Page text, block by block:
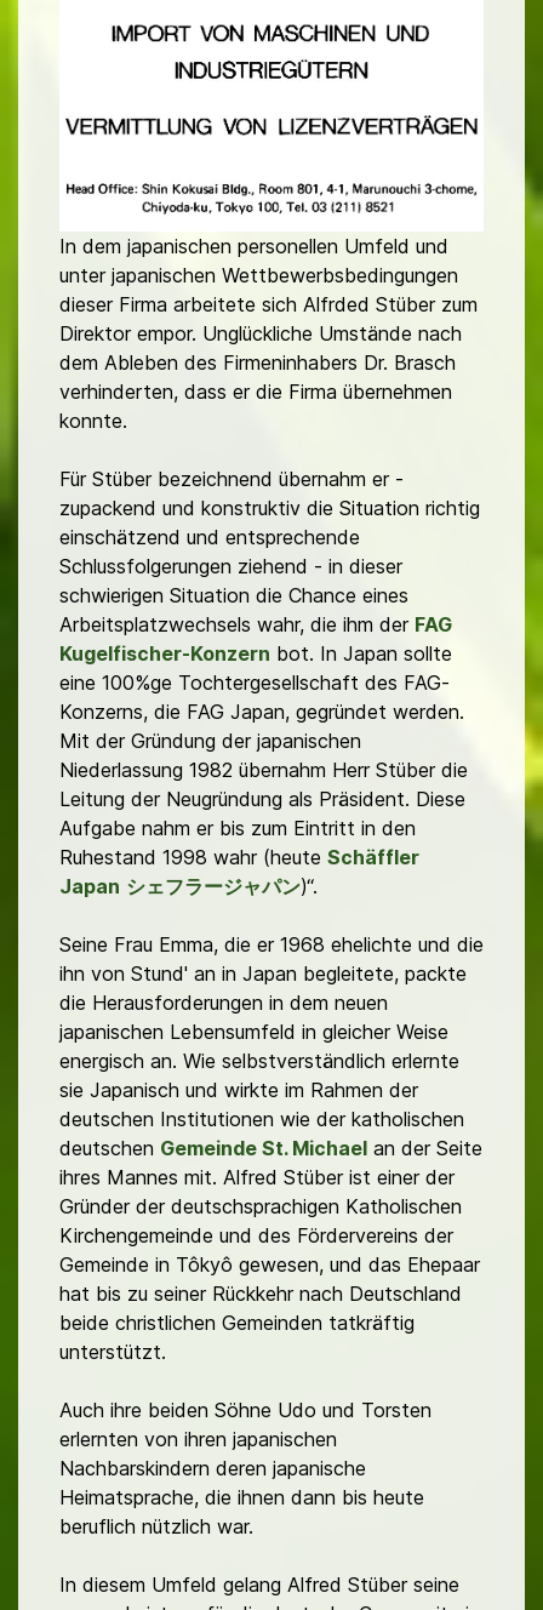
In dem japanischen personellen Umfeld und
unter japanischen Wettbewerbsbedingungen
dieser Firma arbeitete sich Alfrded Stüber zum
Direktor empor. Unglückliche Umstände nach
dem Ableben des Firmeninhabers Dr. Brasch
verhinderten, dass er die Firma übernehmen
konnte.
Für Stüber bezeichnend übernahm er -
zupackend und konstruktiv die Situation richtig
einschätzend und entsprechende
Schlussfolgerungen ziehend - in dieser
schwierigen Situation die Chance eines
Arbeitsplatzwechsels wahr, die ihm der FAG
Kugelfischer-Konzern bot. In Japan sollte
eine 100%ge Tochtergesellschaft des FAG-
Konzerns, die FAG Japan, gegründet werden.
Mit der Gründung der japanischen
Niederlassung 1982 übernahm Herr Stüber die
Leitung der Neugründung als Präsident. Diese
Aufgabe nahm er bis zum Eintritt in den
Ruhestand 1998 wahr (heute Schäffler
Japan シェフラージャパン)“.
Seine Frau Emma, die er 1968 ehelichte und die
ihn von Stund' an in Japan begleitete, packte
die Herausforderungen in dem neuen
japanischen Lebensumfeld in gleicher Weise
energisch an. Wie selbstverständlich erlernte
sie Japanisch und wirkte im Rahmen der
deutschen Institutionen wie der katholischen
deutschen Gemeinde St. Michael an der Seite
ihres Mannes mit. Alfred Stüber ist einer der
Gründer der deutschsprachigen Katholischen
Kirchengemeinde und des Fördervereins der
Gemeinde in Tôkyô gewesen, und das Ehepaar
hat bis zu seiner Rückkehr nach Deutschland
beide christlichen Gemeinden tatkräftig
unterstützt.
Auch ihre beiden Söhne Udo und Torsten
erlernten von ihren japanischen
Nachbarskindern deren japanische
Heimatsprache, die ihnen dann bis heute
beruflich nützlich war.
In diesem Umfeld gelang Alfred Stüber seine